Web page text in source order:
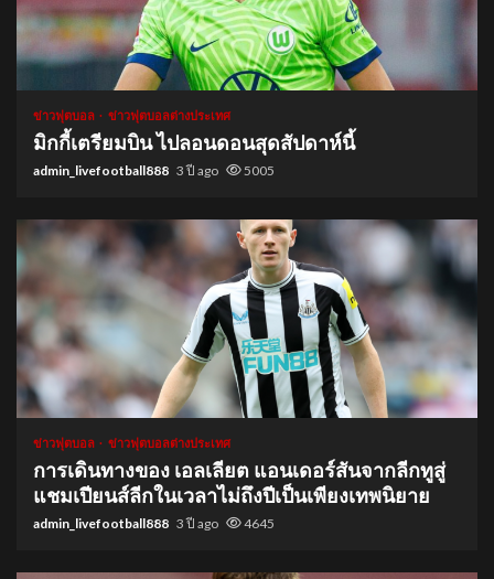
1 min read
ข่าวฟุตบอล ข่าวฟุตบอลต่างประเทศ
มิกกี้เตรียมบิน ไปลอนดอนสุดสัปดาห์นี้
admin_livefootball888 3 ปี ago 5005
1 min read
ข่าวฟุตบอล ข่าวฟุตบอลต่างประเทศ
การเดินทางของ เอลเลียต แอนเดอร์สันจากลีกทูสู่
แชมเปียนส์ลีกในเวลาไม่ถึงปีเป็นเพียงเทพนิยาย
admin_livefootball888 3 ปี ago 4645